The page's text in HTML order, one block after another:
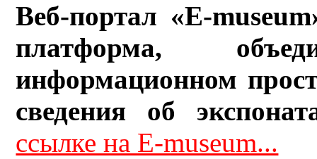
Веб-портал «E-
платформа,
информационном
сведения об
ссылке на E-museum...